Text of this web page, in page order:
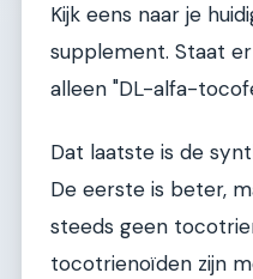
Kijk eens naar je
supplement. Staat
alleen "DL-alfa-
Dat laatste is de
De eerste is beter,
steeds geen
tocotrienoïden zijn